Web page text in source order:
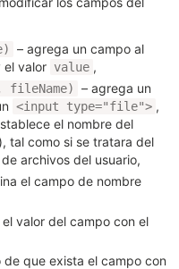
– agrega un campo al
el valor value ,
fileName)
– agrega un
<input type="file"> ,
el nombre del
tal como si se tratara del
archivos del usuario,
el campo de nombre
valor del campo con el
de que exista el campo con